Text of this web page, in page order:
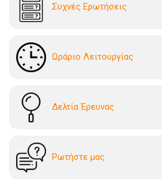
Συχνές Ερωτήσεις
Ωράριο Λειτουργίας
Δελτία Έρευνας
Ρωτήστε μας